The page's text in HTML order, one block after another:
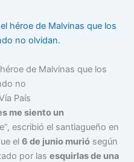
de Malvinas que los
no
País
me siento un
escribió el santiagueño en
el6 de junio murió según
por lasesquirlas de una